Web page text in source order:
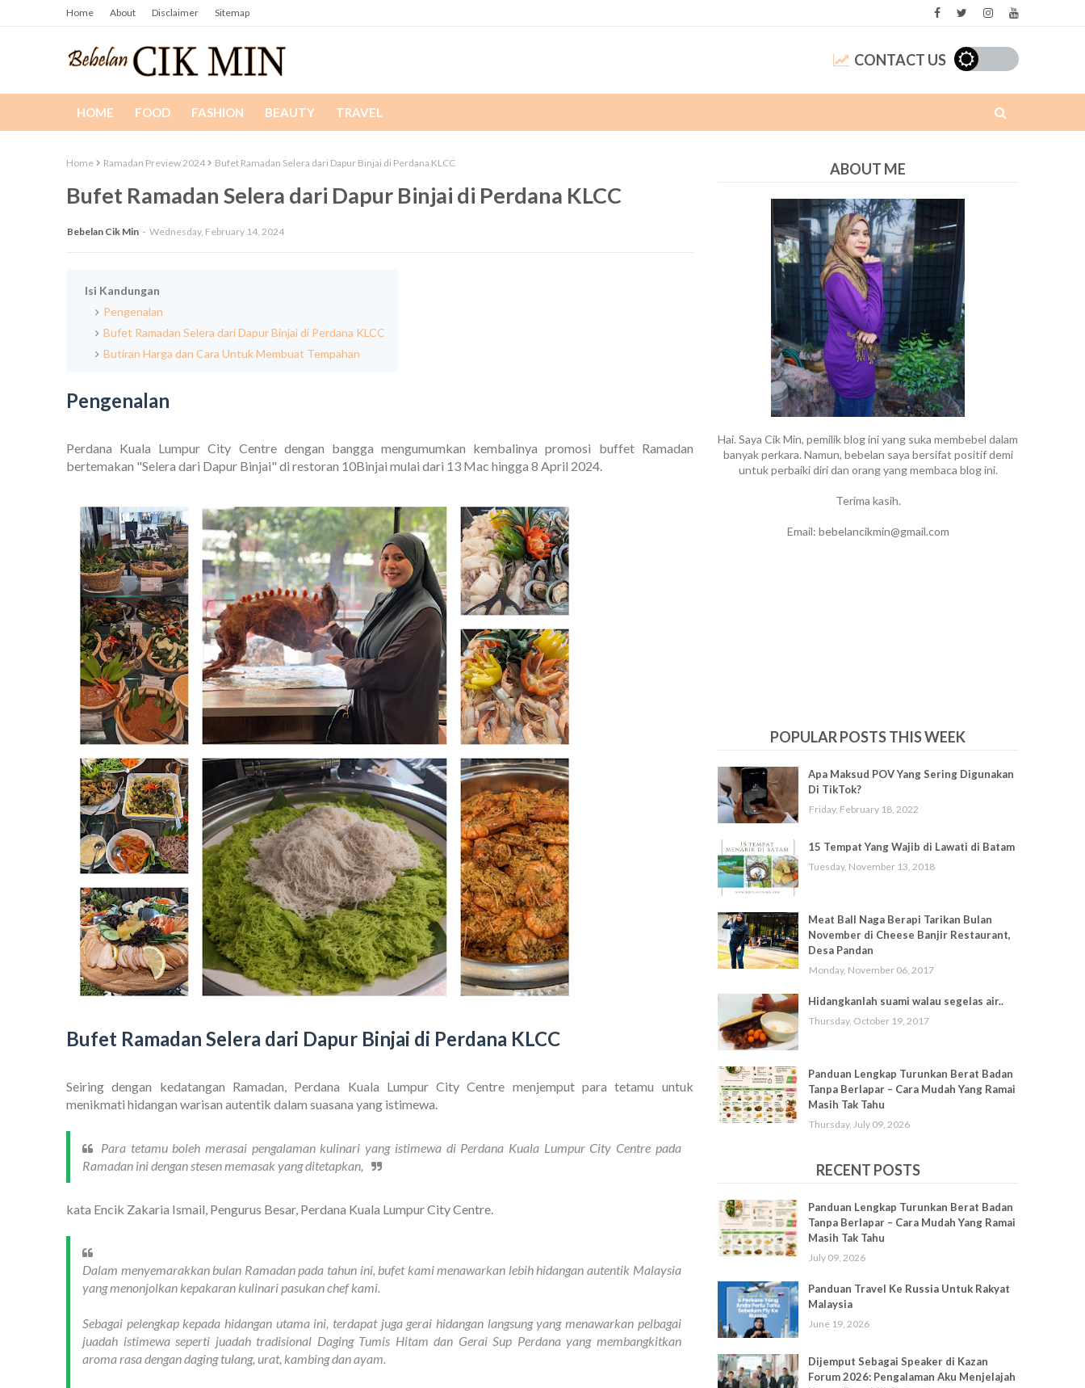
Home About Disclaimer Sitemap
CONTACT US
HOME FOOD FASHION BEAUTY TRAVEL
Home Ramadan Preview 2024 Bufet Ramadan Selera dari Dapur Binjai di Perdana KLCC
Bufet Ramadan Selera dari Dapur Binjai di Perdana KLCC
Bebelan Cik Min Wednesday, February 14, 2024
Isi Kandungan
Pengenalan
Bufet Ramadan Selera dari Dapur Binjai di Perdana KLCC
Butiran Harga dan Cara Untuk Membuat Tempahan
Pengenalan
Perdana Kuala Lumpur City Centre dengan bangga mengumumkan kembalinya promosi buffet Ramadan
bertemakan "Selera dari Dapur Binjai" di restoran 10Binjai mulai dari 13 Mac hingga 8 April 2024.
Bufet Ramadan Selera dari Dapur Binjai di Perdana KLCC
Seiring dengan kedatangan Ramadan, Perdana Kuala Lumpur City Centre menjemput para tetamu untuk
menikmati hidangan warisan autentik dalam suasana yang istimewa.
Para tetamu boleh merasai pengalaman kulinari yang istimewa di Perdana Kuala Lumpur City Centre pada
Ramadan ini dengan stesen memasak yang ditetapkan,
kata Encik Zakaria Ismail, Pengurus Besar, Perdana Kuala Lumpur City Centre.
Dalam menyemarakkan bulan Ramadan pada tahun ini, bufet kami menawarkan lebih hidangan autentik Malaysia
yang menonjolkan kepakaran kulinari pasukan chef kami.
Sebagai pelengkap kepada hidangan utama ini, terdapat juga gerai hidangan langsung yang menawarkan pelbagai
juadah istimewa seperti juadah tradisional Daging Tumis Hitam dan Gerai Sup Perdana yang membangkitkan
aroma rasa dengan daging tulang, urat, kambing dan ayam.
ABOUT ME
Hai. Saya Cik Min, pemilik blog ini yang suka membebel dalam
banyak perkara. Namun, bebelan saya bersifat positif demi
untuk perbaiki diri dan orang yang membaca blog ini.
Terima kasih.
Email: bebelancikmin@gmail.com
POPULAR POSTS THIS WEEK
Apa Maksud POV Yang Sering Digunakan
Di TikTok?
Friday, February 18, 2022
15 Tempat Yang Wajib di Lawati di Batam
Tuesday, November 13, 2018
Meat Ball Naga Berapi Tarikan Bulan
November di Cheese Banjir Restaurant,
Desa Pandan
Monday, November 06, 2017
Hidangkanlah suami walau segelas air..
Thursday, October 19, 2017
Panduan Lengkap Turunkan Berat Badan
Tanpa Berlapar – Cara Mudah Yang Ramai
Masih Tak Tahu
Thursday, July 09, 2026
RECENT POSTS
Panduan Lengkap Turunkan Berat Badan
Tanpa Berlapar – Cara Mudah Yang Ramai
Masih Tak Tahu
July 09, 2026
Panduan Travel Ke Russia Untuk Rakyat
Malaysia
June 19, 2026
Dijemput Sebagai Speaker di Kazan
Forum 2026: Pengalaman Aku Menjelajah